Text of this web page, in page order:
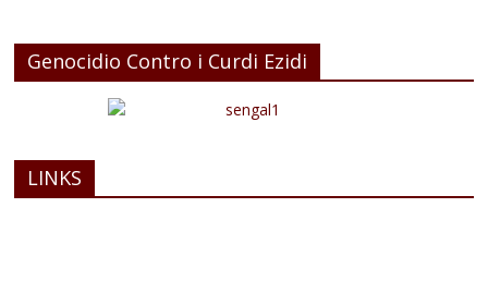
Genocidio Contro i Curdi Ezidi
LINKS